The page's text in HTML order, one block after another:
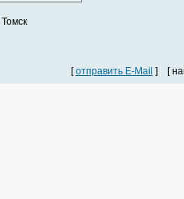
Томск
[отправить E-Mail ] [